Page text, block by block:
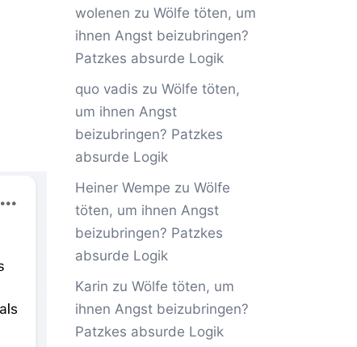
wolenen zu Wölfe töten, um
ihnen Angst beizubringen?
Patzkes absurde Logik
quo vadis zu Wölfe töten,
um ihnen Angst
beizubringen? Patzkes
absurde Logik
Heiner Wempe zu Wölfe
töten, um ihnen Angst
beizubringen? Patzkes
absurde Logik
Karin zu Wölfe töten, um
ihnen Angst beizubringen?
Patzkes absurde Logik